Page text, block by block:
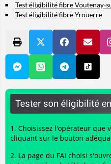
Test éligibilité fibre Voutenay-
Test éligibilité fibre Yrouerre
Tester son éligibilité
Choisissez l'opérateur que
cliquant sur le bouton
La page du FAI choisi